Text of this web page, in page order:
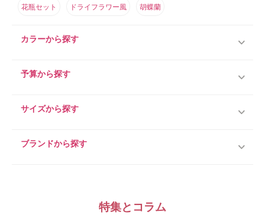
花瓶セット ドライフラワー風 胡蝶蘭
カラーから探す
予算から探す
サイズから探す
ブランドから探す
特集とコラム